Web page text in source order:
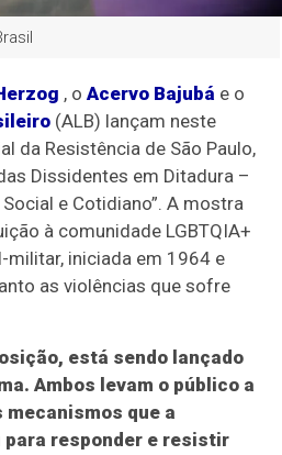
, oAcervo Bajubá e o
(ALB) lançam neste
da Resistência de São Paulo,
Dissidentes em Ditadura –
e Cotidiano”. A mostra
à comunidade LGBTQIA+
militar, iniciada em 1964 e
as violências que sofre
está sendo lançado
Ambos levam o público a
que a
responder e resistir